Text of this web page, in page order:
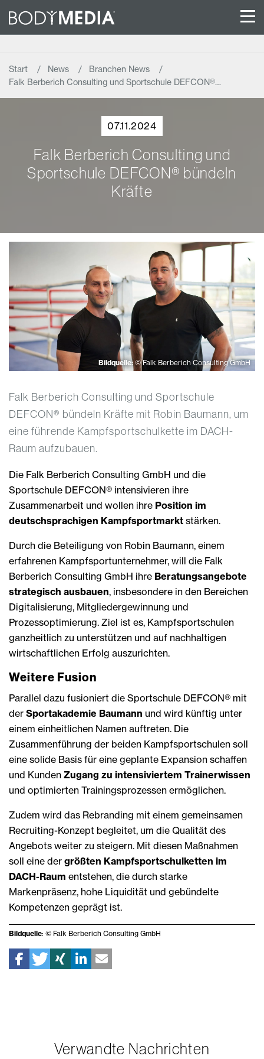
Start News
Branchen News
Falk Berberich Consulting und Sportschule DEFCON®…
07.11.2024
Falk Berberich Consulting und
Sportschule DEFCON® bündeln
Kräfte
Bildquelle: © Falk Berberich Consulting GmbH
Falk Berberich Consulting und Sportschule
DEFCON® bündeln Kräfte mit Robin Baumann, um
eine führende Kampfsportschulkette im DACH-
Raum aufzubauen.
Die Falk Berberich Consulting GmbH und die
Sportschule DEFCON® intensivieren ihre
Zusammenarbeit und wollen ihre Position im
deutschsprachigen Kampfsportmarkt stärken.
Durch die Beteiligung von Robin Baumann, einem
erfahrenen Kampfsportunternehmer, will die Falk
Berberich Consulting GmbH ihre Beratungsangebote
strategisch ausbauen, insbesondere in den Bereichen
Digitalisierung, Mitgliedergewinnung und
Prozessoptimierung. Ziel ist es, Kampfsportschulen
ganzheitlich zu unterstützen und auf nachhaltigen
wirtschaftlichen Erfolg auszurichten.
Weitere Fusion
Parallel dazu fusioniert die Sportschule DEFCON® mit
der Sportakademie Baumann und wird künftig unter
einem einheitlichen Namen auftreten. Die
Zusammenführung der beiden Kampfsportschulen soll
eine solide Basis für eine geplante Expansion schaffen
und Kunden Zugang zu intensiviertem Trainerwissen
und optimierten Trainingsprozessen ermöglichen.
Zudem wird das Rebranding mit einem gemeinsamen
Recruiting-Konzept begleitet, um die Qualität des
Angebots weiter zu steigern. Mit diesen Maßnahmen
soll eine der größten Kampfsportschulketten im
DACH-Raum entstehen, die durch starke
Markenpräsenz, hohe Liquidität und gebündelte
Kompetenzen geprägt ist.
Bildquelle: © Falk Berberich Consulting GmbH
Verwandte Nachrichten